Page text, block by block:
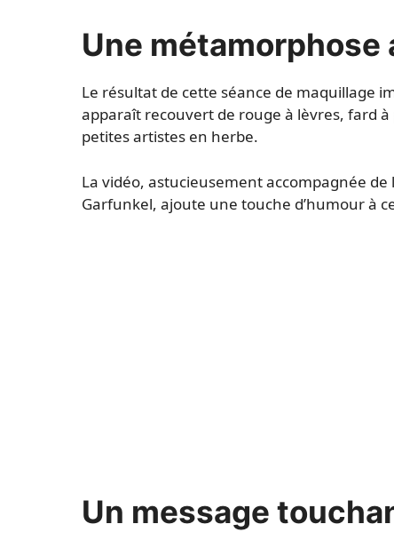
Une
Le résultat de cette séance de maquillage
apparaît recouvert de rouge à lèvres, fard
petites artistes en herbe.
La vidéo, astucieusement accompagnée de
Garfunkel, ajoute une touche d’humour à
Un message